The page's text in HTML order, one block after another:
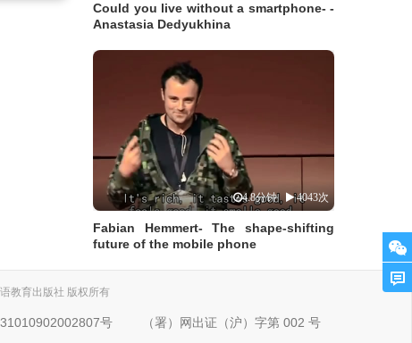
Could you live without a smartphone- -
Anastasia Dedyukhina
4.8分钟 4043次
Fabian Hemmert- The shape-shifting
future of the mobile phone
教育出版社 版权所有
号 （署）网出证（沪）字第 002 号